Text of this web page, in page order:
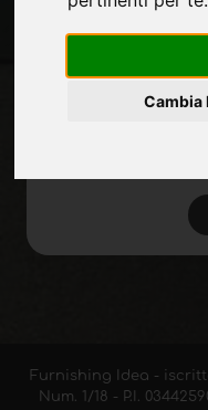
Cambia
Non perderti
news su
innovative e
Furnishing Idea -
Num. 1/18 - P.I.